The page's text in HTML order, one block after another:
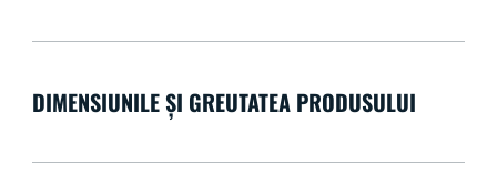
DIMENSIUNILE ȘI GREUTATEA PRODUSULUI